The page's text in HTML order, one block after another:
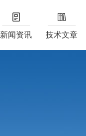
新闻资讯 技术文章